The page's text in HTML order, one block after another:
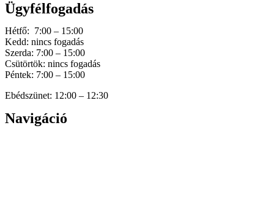
Ügyfélfogadás
Hétfő: 7:00 – 15:00
Kedd: nincs fogadás
Szerda: 7:00 – 15:00
Csütörtök: nincs fogadás
Péntek: 7:00 – 15:00
Ebédszünet: 12:00 – 12:30
Navigáció